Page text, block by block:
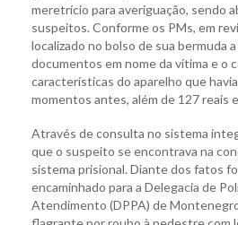
meretrício para averiguação, sendo
suspeitos. Conforme os PMs, em
localizado no bolso de sua bermuda
documentos em nome da vítima e o
características do aparelho que
momentos antes, além de 127 reais
Através de consulta no sistema
que o suspeito se encontrava na
sistema prisional. Diante dos fatos
encaminhado para a Delegacia de
Atendimento (DPPA) de